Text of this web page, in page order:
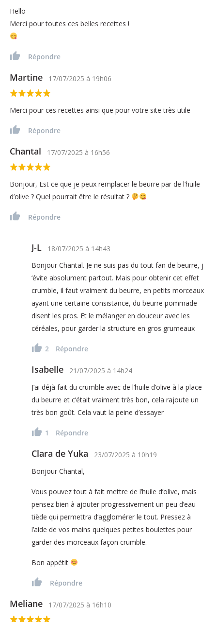
Hello
Merci pour toutes ces belles recettes !
Répondre
Martine 17/07/2025 à 19h06
Merci pour ces recettes ainsi que pour votre site très utile
Répondre
Chantal 17/07/2025 à 16h56
Bonjour, Est ce que je peux remplacer le beurre par de l’huile
d’olive ? Quel pourrait être le résultat ?
Répondre
J-L 18/07/2025 à 14h43
Bonjour Chantal. Je ne suis pas du tout fan de beurre, j
‘évite absolument partout. Mais pour obtenir cet effet
crumble, il faut vraiment du beurre, en petits morceaux
ayant une certaine consistance, du beurre pommade
disent les pros. Et le mélanger en douceur avec les
céréales, pour garder la structure en gros grumeaux
2 Répondre
Isabelle 21/07/2025 à 14h24
J’ai déjà fait du crumble avec de l’huile d’olive à la place
du beurre et c’était vraiment très bon, cela rajoute un
très bon goût. Cela vaut la peine d’essayer
1 Répondre
Clara de Yuka 23/07/2025 à 10h19
Bonjour Chantal,
Vous pouvez tout à fait mettre de l’huile d’olive, mais
pensez bien à ajouter progressivement un peu d’eau
tiède qui permettra d’agglomérer le tout. Pressez à
l’aide de vos mains quelques petites boulettes pour
garder des morceaux façon crumble.
Bon appétit
Répondre
Meliane 17/07/2025 à 16h10